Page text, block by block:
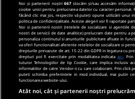
Noi și partenerii noștri667 stocăm și/sau accesăm
cookie unici pentru prelucrarea datelor cu caracter personal.
făcând clic mai jos, respectiv vă puteți opune utilizării unui
politica de confidențialitate. Aceste alegeri vor fi raportate
Noi si partenerii nostri (retelele de socializare si agentiile
nostri de servicii de date analitice) prelucram date pentru a
personaliza continutul si anunturile publicitare afisate in
va oferi functionalitati aferente retelelor de socializare si
drepturile prevazute de art. 15-22 din GDPR in legatura cu
drepturi pot fi exercitate prin modalitatea indicata aici .
tuturor Tehnologiilor de tip Cookie, care implica inclusiv
informatiilor de catre Vendor-ii cu care colaboram. Prin click pe
puteti schimba preferintele in mod individual, mai putin
functionarea website-ului.
Atât noi, cât și partenerii noștri